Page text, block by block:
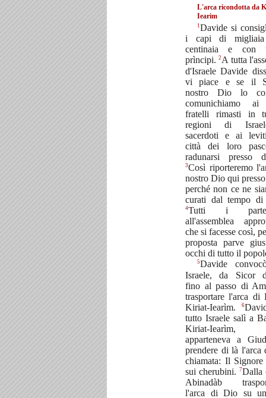
L'arca ricondotta da
Iearim
1Davide si
i capi di
centinaia e con
prìncipi.2A tutta
d'Israele Davide
vi piace e se il
nostro Dio lo
comunichiamo ai
fratelli rimasti in
regioni di
sacerdoti e ai
città dei loro
radunarsi presso
3Così riporteremo
nostro Dio qui
perché non ce ne
curati dal tempo di
4Tutti i
all'assemblea
che si facesse così,
proposta parve
occhi di tutto il
5Davide
Israele, da Sicor
fino al passo di
trasportare l'arca di
Kiriat-Iearìm.
6
tutto Israele salì a
Kiriat-
apparteneva a
prendere di là l'arca
chiamata: Il Signore
sui cherubini. 7Dalla
Abinadàb
l'arca di Dio su